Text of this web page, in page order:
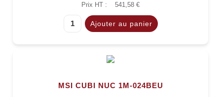
Prix HT : 541,58 €
MSI CUBI NUC 1M-024BEU